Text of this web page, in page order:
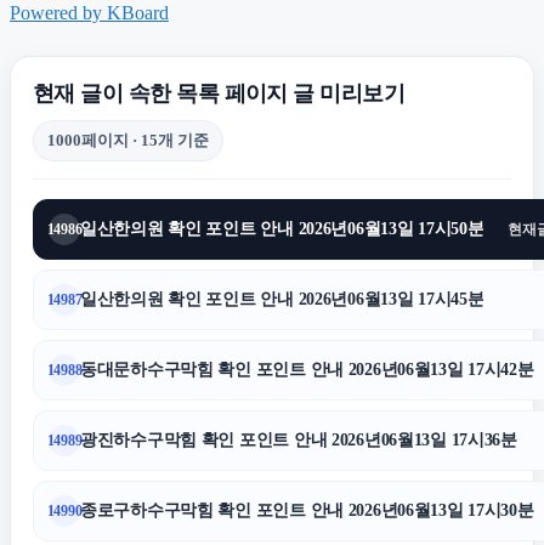
휴대폰성지
도봉하수구막힘
하수구막힘
이혼전문변호사
Powered by KBoard
현재 글이 속한 목록 페이지 글 미리보기
1000페이지 · 15개 기준
14986일산한의원 확인 포인트 안내 2026년06월13일 17시50분 현재
14987일산한의원 확인 포인트 안내 2026년06월13일 17시45분
14988동대문하수구막힘 확인 포인트 안내 2026년06월13일 17시42분
14989광진하수구막힘 확인 포인트 안내 2026년06월13일 17시36분
14990종로구하수구막힘 확인 포인트 안내 2026년06월13일 17시30분